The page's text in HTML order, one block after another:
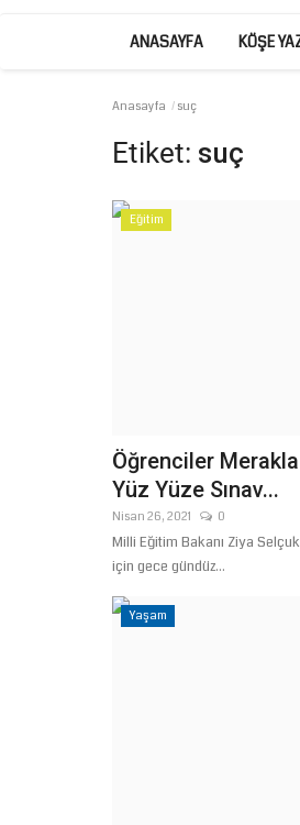
ANASAYFA KÖŞE
Anasayfa suç
Etiket: suç
Eğitim
Öğrenciler
Yüz Yüze Sınav...
Nisan 26, 2021 0
Milli Eğitim Bakanı Ziya
için gece gündüz...
Yaşam